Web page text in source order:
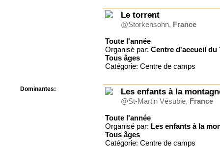
Dominantes:
Le torrent
@Storkensohn, France
Toute l'année
Organisé par: Centre d'accueil du
Tous âges
Catégorie: Centre de camps
Les enfants à la
@St-Martin Vésubie, France
Toute l'année
Organisé par: Les enfants à la
Tous âges
Catégorie: Centre de camps